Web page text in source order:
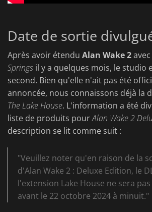
Date de sortie
Après avoir étendu Alan Wake 2
Springs il y a quelques mois, le studio
second. Bien qu'elle n'ait pas été
annoncée, nous connaissons déjà la
The Lake House. L'information a été
liste de produits pourAlan Wake 2
description se lit comme suit :
"Veuillez noter qu'en raison de la
d'Alan Wake 2 : Deluxe Edition, le
l'extension Lake House ne sera
avant le 22 octobre 2024 à minuit."